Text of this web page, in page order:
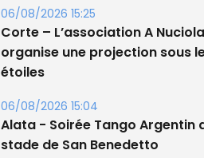
organise une projection sous les
étoiles
06/08/2026 15:04
stade de San Benedetto
05/08/2026 09:53